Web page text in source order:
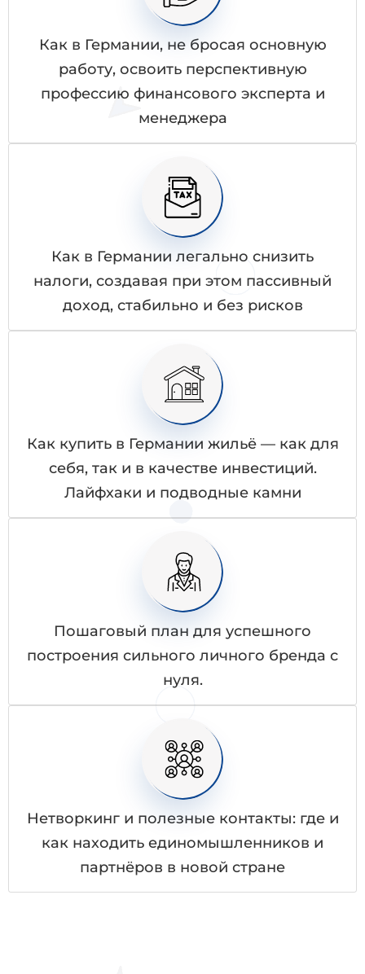
Как в Германии, не бросая основную
работу, освоить перспективную
профессию финансового эксперта и
менеджера
Как в Германии легально снизить
налоги, создавая при этом пассивный
доход, стабильно и без рисков
Как купить в Германии жильё — как для
себя, так и в качестве инвестиций.
Лайфхаки и подводные камни
Пошаговый план для успешного
построения сильного личного бренда с
нуля.
Нетворкинг и полезные контакты: где и
как находить единомышленников и
партнёров в новой стране